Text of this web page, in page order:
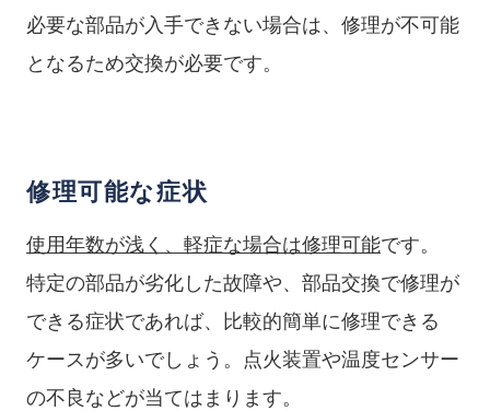
必要な部品が入手できない場合は、修理が不可能
となるため交換が必要です。
修理可能な症状
使用年数が浅く、軽症な場合は修理可能です。
特定の部品が劣化した故障や、部品交換で修理が
できる症状であれば、比較的簡単に修理できる
ケースが多いでしょう。点火装置や温度センサー
の不良などが当てはまります。